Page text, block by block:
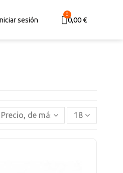
sesión 0,00 €
Precio, de más alto a más bajo
18